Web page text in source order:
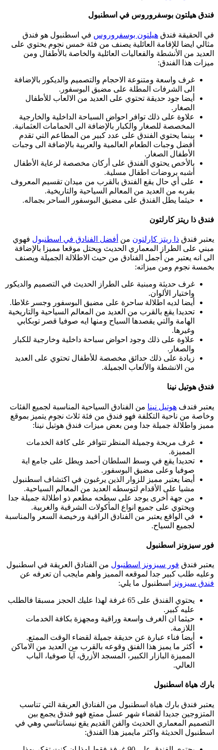
فندق هيلتون بوسفروروس في اسطنبول
في الحقيقة فندق هيلتون بوسفروروس في اسطنبول هو فندق
مثالي ايضا للإقامة العائلية يصنف من فئة خمس نجوم يحتوي على
العديد من الأنشطة والفعاليات العائلية والخاصة بالأطفال ومن
ميزات هذا الفندق:
غرف واسعة ومتنوعة الاحجام والتصميم والديكور بالإضافة
الى الشرفات المطلة على مضيق البوسفور.
أيضا جود حديقة تحتوي على العديد من الالعاب للأطفال
الصغار.
علاوة على ذلك توافر احواض السباحة الداخلية والخارجية
المخصصة للصغار والكبار بالإضافة الى الحمامات العثمانية.
بينما يحتوي الفندق على عدد كبير من المطاعم التي تقدم
أفضل وجبات الطعام العالمية والعربية بالإضافة الى وجبات
الأطفال الصغار.
بالأخص يحتوي الفندق على أركان مخصصة لرعاية الأطفال
أشبه بروضات اطفال مسلية.
على أي حال يقع الفندق بالقرب من ميدان تقسيم المعروف
بقربه من العديد من المعالم السياحية والتاريخية.
حيثما يطل الفندق على مضيق البوسفور الساحر بجماله.
فندق ذا ريتز كارلتون
يعتبر فندق ذا ريتز كارلتون من أفضل الفنادق في اسطنبول فهوي
مبني على الطراز المعماري الحديث ويحتل موقعا مميزا بالإضافة
الى انه يعتبر من أجمل الفنادق من حيث الاطلالة الجميلة ويصنف
بخمسة نجوم ومن ميزاته:
غرف حديثة ومبنية على الطراز الحديث في التصميم والديكور
واختيار الألوان.
أيضا لديه اطلالة ساحرة على مضيق البوسفور وجسر غلاطا.
تحديدا يقع بالقرب من العديد من المعالم السياحية والتاريخية
الهامة والتي يقصدها السياح ومنها ايه صوفيا قصر توبكابي
وغيرها.
علاوة على ذلك وجود احواض سباحة داخلية وخارجية للكبار
والصغار.
زيادة على ذلك حدائق مخصصة للأطفال تحتوي على العديد
من الانشطة والألعاب الجميلة.
فندق هوتيل نينا
يعتبر فندف هوتيل نينا من الفنادق السياحية المناسبة لجميع الفئات
وخاصة من ناحية التكلفة فهو فندق من فئة ثلاث نجوم يتميز بموقع
مميز واطلالة جميلة جدا ومن بعض ميزات فندق هوتيل نينا:
غرف مريحة وجميلة المنظر تتوافر على كافة الخدمات
المميزة.
تحديدا يقع في وسط السلطان أحمد ويطل على جامع اية
صوفيا وعلى مضيق البوسفور.
أيضا يعتير مميز للزوار الذين يرغبون في اكتشاف اسطنبول
مشيا على الأقدام لتوسطه العديد من المعالم السياحية.
من جهة أخرى يوجد على سطحه مطعم ذو اطلالة جميلة جدا
ويحتوي على جميع انواع المأكولات الشرقية والغربية.
في الواقع يعتبر من الفنادق الراقية ورخيصة السعر والمناسبة
لجميع السياح.
فور سيزونز اسطنبول
يعتبر فندق فور سيزونز اسطنبول من الفنادق العريقة في اسطنبول
وعليه طلب كبير جدا لموقعه المميز واهم مايجب ان تعرفه عن
فندق سيزونز
اسطنبول ما يلي:
يحتوي الفندق على 65 غرفة لهذا عليك الحجز مسبقا فالطلب
عليه كبير.
حيثما ان الغرف واسعة وراقية ومجهزة بكافة الخدمات
اللازمة.
أيضا فناء عبارة عن حديقة جميلة لقضاء الوقت الممتع.
أكثر ما يميز هذا الفنق وقوعه بالقرب من العديد من الاماكن
المميزة البازار الكبير، المسجد الأزرق، آيا صوفيا، الباب
العالي.
بارك هياة اسطنبول
يعتبر فندق بارك هياة اسطنبول من الفنادق العريقة التي تناسب
المتزوجين جديدا لقضاء شهر عسل ممتع فهو فندق يجمع بين
التصميم المعماري الحديث والفن القديم يقع نيسانتاسي وهي في
اسطنبول الحديثة واكثر مايميز هذا الفندق: